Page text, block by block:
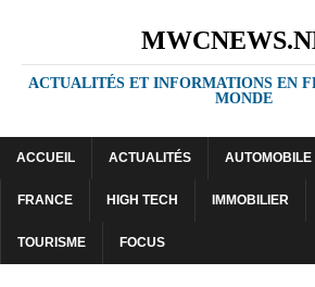
ACTUALITÉS ET INFORMATIONS EN
MONDE
ACCUEIL ACTUALITÉS AUTOMOBILE
FRANCE HIGH TECH IMMOBILIER
TOURISME FOCUS